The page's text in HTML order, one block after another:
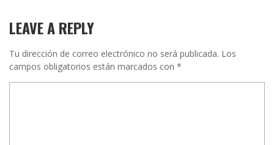
LEAVE A REPLY
Tu dirección de correo electrónico no será publicada. Los
campos obligatorios están marcados con *